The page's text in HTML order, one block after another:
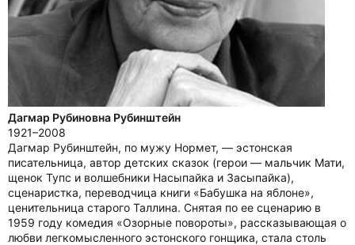
Дагмар Рубиновна Рубинштейн
1921–2008
Дагмар Рубинштейн, по мужу Нормет, — эстонская
писательница, автор детских сказок (герои — мальчик Мати,
щенок Тупс и волшебники Насыпайка и Засыпайка),
сценаристка, переводчица книги «Бабушка на яблоне»,
ценительница старого Таллина. Снятая по ее сценарию в
1959 году комедия «Озорные повороты», рассказывающая о
любви легкомысленного эстонского гонщика, стала столь